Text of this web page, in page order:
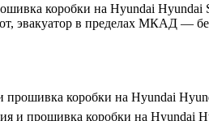
коробки на Hyundai Hyundai
эвакуатор в пределах МКАД —
прошивка коробки на Hyundai
и прошивка коробки на Hyundai